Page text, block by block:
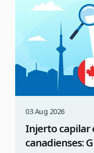
03 Aug 2026
Injerto capilar
canadienses: